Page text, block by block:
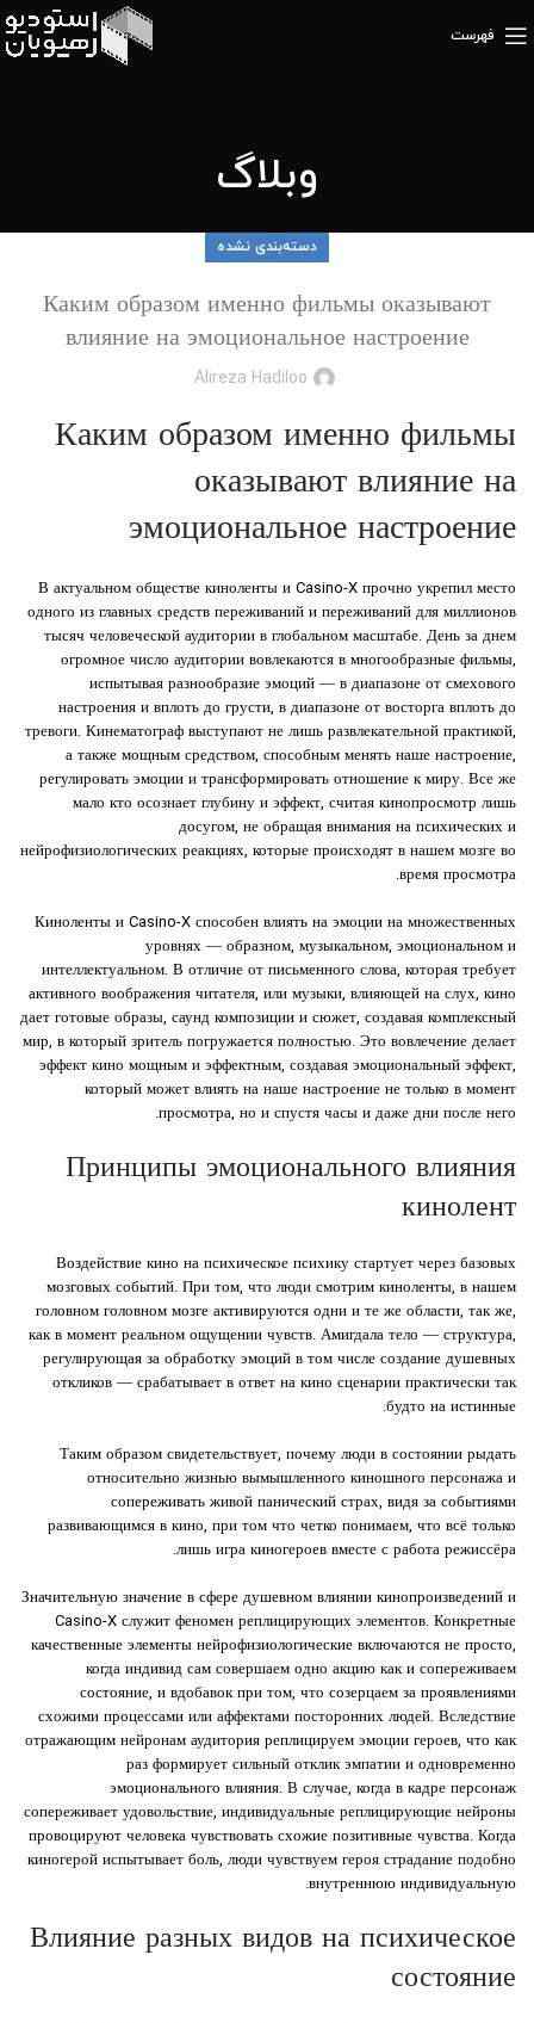
فهرست
وبلاگ
دسته‌بندی نشده
Каким образом именно фильмы оказывают
влияние на эмоциональное настроение
Alireza Hadiloo
Каким образом именно фильмы
оказывают влияние на
эмоциональное настроение
В актуальном обществе киноленты и Casino-X прочно укрепил место
одного из главных средств переживаний и переживаний для миллионов
тысяч человеческой аудитории в глобальном масштабе. День за днем
огромное число аудитории вовлекаются в многообразные фильмы,
испытывая разнообразие эмоций — в диапазоне от смехового
настроения и вплоть до грусти, в диапазоне от восторга вплоть до
тревоги. Кинематограф выступают не лишь развлекательной практикой,
а также мощным средством, способным менять наше настроение,
регулировать эмоции и трансформировать отношение к миру. Все же
мало кто осознает глубину и эффект, считая кинопросмотр лишь
досугом, не обращая внимания на психических и
нейрофизиологических реакциях, которые происходят в нашем мозге во
время просмотра.
Киноленты и Casino-X способен влиять на эмоции на множественных
уровнях — образном, музыкальном, эмоциональном и
интеллектуальном. В отличие от письменного слова, которая требует
активного воображения читателя, или музыки, влияющей на слух, кино
дает готовые образы, саунд композиции и сюжет, создавая комплексный
мир, в который зритель погружается полностью. Это вовлечение делает
эффект кино мощным и эффектным, создавая эмоциональный эффект,
который может влиять на наше настроение не только в момент
просмотра, но и спустя часы и даже дни после него.
Принципы эмоционального влияния
кинолент
Воздействие кино на психическое психику стартует через базовых
мозговых событий. При том, что люди смотрим киноленты, в нашем
головном головном мозге активируются одни и те же области, так же,
как в момент реальном ощущении чувств. Амигдала тело — структура,
регулирующая за обработку эмоций в том числе создание душевных
откликов — срабатывает в ответ на кино сценарии практически так
будто на истинные.
Таким образом свидетельствует, почему люди в состоянии рыдать
относительно жизнью вымышленного киношного персонажа и
сопереживать живой панический страх, видя за событиями
развивающимся в кино, при том что четко понимаем, что всё только
лишь игра киногероев вместе с работа режиссёра.
Значительную значение в сфере душевном влиянии кинопроизведений и
Casino-X служит феномен реплицирующих элементов. Конкретные
качественные элементы нейрофизиологические включаются не просто,
когда индивид сам совершаем одно акцию как и сопереживаем
состояние, и вдобавок при том, что созерцаем за проявлениями
схожими процессами или аффектами посторонних людей. Вследствие
отражающим нейронам аудитория реплицируем эмоции героев, что как
раз формирует сильный отклик эмпатии и одновременно
эмоционального влияния. В случае, когда в кадре персонаж
сопереживает удовольствие, индивидуальные реплицирующие нейроны
провоцируют человека чувствовать схожие позитивные чувства. Когда
киногерой испытывает боль, люди чувствуем героя страдание подобно
внутреннюю индивидуальную.
Влияние разных видов на психическое
состояние